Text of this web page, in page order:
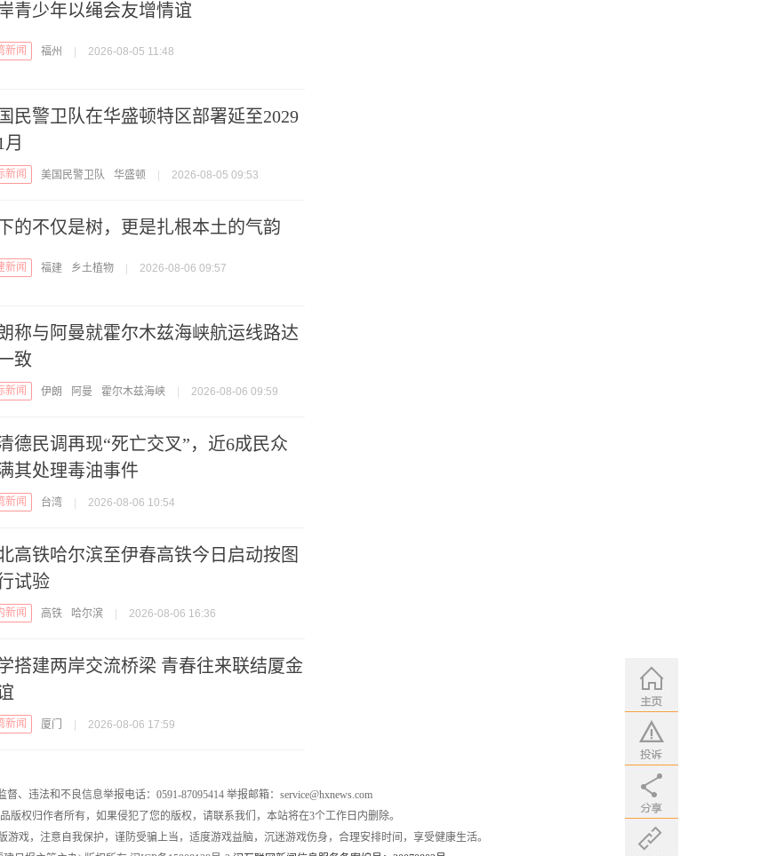
青少年以绳会友增情谊
新闻 福州 2026-08-05 11:48
民警卫队在华盛顿特区部署延至2029
新闻 美国民警卫队 华盛顿 2026-08-05 09:53
的不仅是树，更是扎根本土的气韵
新闻 福建 乡土植物 2026-08-06 09:57
称与阿曼就霍尔木兹海峡航运线路达
致
新闻 伊朗 阿曼 霍尔木兹海峡 2026-08-06 09:59
德民调再现“死亡交叉”，近6成民众
其处理毒油事件
新闻 台湾 2026-08-06 10:54
高铁哈尔滨至伊春高铁今日启动按图
试验
新闻 高铁 哈尔滨 2026-08-06 16:36
搭建两岸交流桥梁 青春往来联结厦金
新闻 厦门 2026-08-06 17:59
督、违法和不良信息举报电话：0591-87095414 举报邮箱：service@hxnews.com
版权归作者所有，如果侵犯了您的版权，请联系我们，本站将在3个工作日内删除。
游戏，注意自我保护，谨防受骗上当，适度游戏益脑，沉迷游戏伤身，合理安排时间，享受健康生活。